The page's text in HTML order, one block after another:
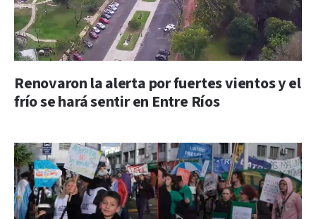
Renovaron la alerta por fuertes vientos y el
frío se hará sentir en Entre Ríos